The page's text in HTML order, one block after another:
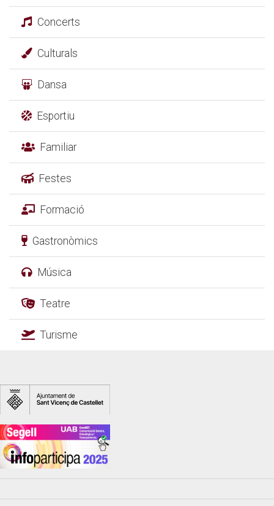
Concerts
Culturals
Dansa
Esportiu
Familiar
Festes
Formació
Gastronòmics
Música
Teatre
Turisme